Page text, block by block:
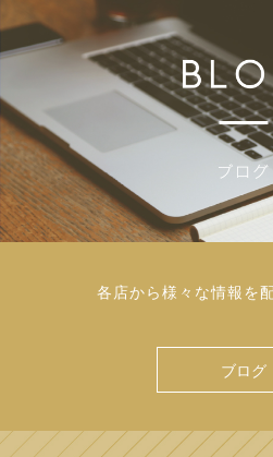
各店から様々な情報を
ブログ